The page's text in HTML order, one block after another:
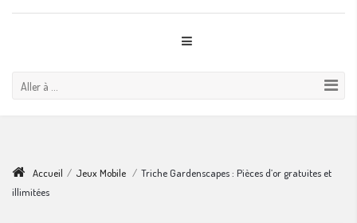
Aller à ...
Accueil / Jeux Mobile / Triche Gardenscapes : Pièces d’or gratuites et
illimitées